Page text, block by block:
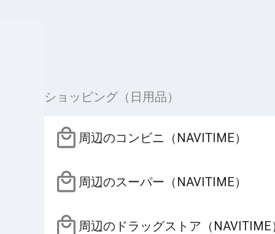
ショッピング（日用品）
周辺のコンビニ（NAVITIME）
周辺のスーパー（NAVITIME）
周辺のドラッグストア（NAVITIME